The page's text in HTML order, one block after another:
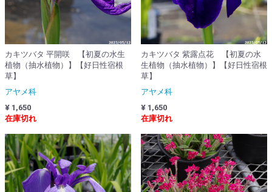
カキツバタ 平開咲 【初夏の水生
植物（抽水植物）】【好日性宿根
草】
アヤメ科
¥ 1,650
在庫切れ
カキツバタ 紫露点花 【初夏の水
生植物（抽水植物）】【好日性宿根
草】
アヤメ科
¥ 1,650
在庫切れ